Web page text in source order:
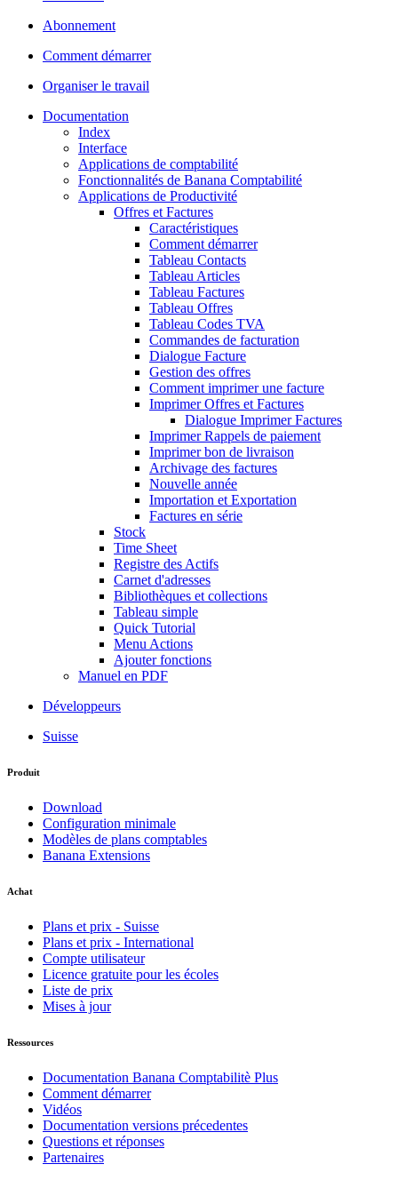
Abonnement
Comment démarrer
Organiser le travail
Documentation
Index
Interface
Applications de comptabilité
Fonctionnalités de Banana Comptabilité
Applications de Productivité
Offres et Factures
Caractéristiques
Comment démarrer
Tableau Contacts
Tableau Articles
Tableau Factures
Tableau Offres
Tableau Codes TVA
Commandes de facturation
Dialogue Facture
Gestion des offres
Comment imprimer une facture
Imprimer Offres et Factures
Dialogue Imprimer Factures
Imprimer Rappels de paiement
Imprimer bon de livraison
Archivage des factures
Nouvelle année
Importation et Exportation
Factures en série
Stock
Time Sheet
Registre des Actifs
Carnet d'adresses
Bibliothèques et collections
Tableau simple
Quick Tutorial
Menu Actions
Ajouter fonctions
Manuel en PDF
Développeurs
Suisse
Produit
Download
Configuration minimale
Modèles de plans comptables
Banana Extensions
Achat
Plans et prix - Suisse
Plans et prix - International
Compte utilisateur
Licence gratuite pour les écoles
Liste de prix
Mises à jour
Ressources
Documentation Banana Comptabilitè Plus
Comment démarrer
Vidéos
Documentation versions précedentes
Questions et réponses
Partenaires